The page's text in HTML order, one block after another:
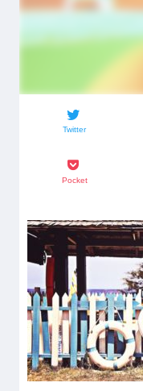
Twitter
Pocket